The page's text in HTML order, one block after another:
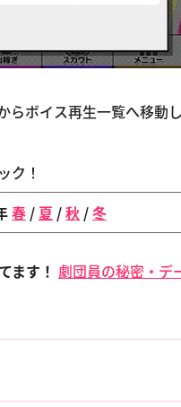
らボイス再生一覧へ移動
ク！
春 /夏 /秋 /冬
ます！ 劇団員の秘密・デ